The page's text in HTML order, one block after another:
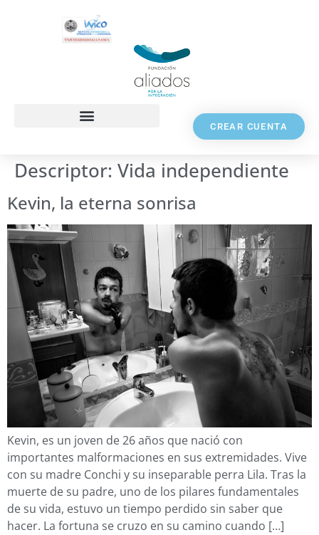
CREAR CUENTA
Descriptor: Vida independiente
Kevin, la eterna sonrisa
Kevin, es un joven de 26 años que nació con
importantes malformaciones en sus extremidades. Vive
con su madre Conchi y su inseparable perra Lila. Tras la
muerte de su padre, uno de los pilares fundamentales
de su vida, estuvo un tiempo perdido sin saber que
hacer. La fortuna se cruzo en su camino cuando […]